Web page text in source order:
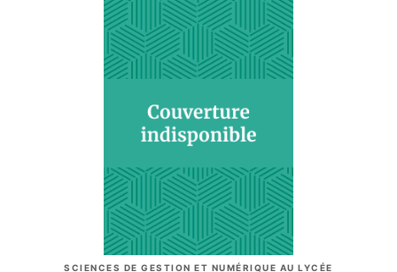
SCIENCES DE GESTION ET NUMÉRIQUE AU LYCÉE